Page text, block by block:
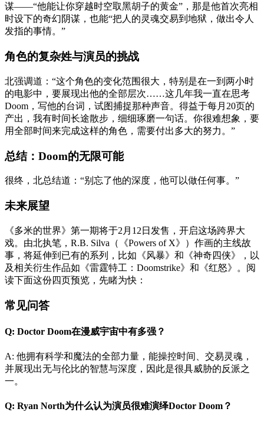
谋——“他能让你穿越时空取黑胡子的黄金”，那是他首次亮相
时设下的奇幻阴谋，也能“把人的灵魂交易到地狱，做出令人
发指的事情。”
角色的复杂姓与演员的挑战
北强调道：“这个角色的变化范围很大，特别是在一到两小时
的电影中，要展现出他的全部层次……这几年我一直在思考
Doom，写他的台词，试图捕捉那种声音。得益于每月20页的
产出，我有时间长途散步，细细琢磨一句话。你很难想象，要
用全部时间来完成这样的角色，需要付出多大的努力。”
总结：Doom的无限可能
很终，北总结道：“别忘了他的深度，他可以做任何事。”
未来展望
《多米的世界》第一期将于2月12日发售，开启这场跨界大
戏。由北执笔，R.B. Silva（《Powers of X》）作画的主线故
事，将延伸到已有的系列，比如《风暴》和《神奇四侠》，以
及相关衍生作品如《雷霆特工：Doomstrike》和《红怒》。阅
读下面这份四页预览，先睹为快：
常见问答
Q: Doctor Doom在漫威宇宙中有多强？
A: 他拥有科学和魔法的全部力量，能操控时间、交易灵魂，
并展现出无与伦比的智慧与深度，因此是很具威胁的反派之
一。
Q: Ryan North为什么认为演员很难演绎Doctor Doom？